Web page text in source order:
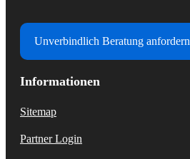
Informationen
Sitemap
Partner Login
Unverbindlich Beratung anfordern